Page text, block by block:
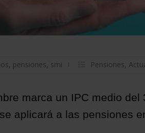
, pensiones, smi Pensiones,
marca un IPC medio
aplicará a las pensiones